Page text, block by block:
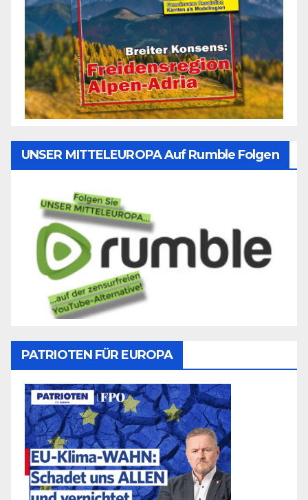
UNSER MITTELEUROPA Auf Rumble Folgen
PATRIOTEN FÜR EUROPA